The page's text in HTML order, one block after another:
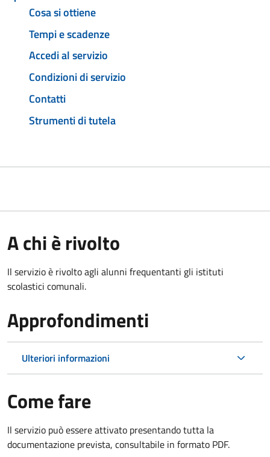
Cosa si ottiene
Tempi e scadenze
Accedi al servizio
Condizioni di servizio
Contatti
Strumenti di tutela
A chi è rivolto
Il servizio è rivolto agli alunni frequentanti gli istituti
scolastici comunali.
Approfondimenti
Ulteriori informazioni
Come fare
Il servizio può essere attivato presentando tutta la
documentazione prevista, consultabile in formato PDF.